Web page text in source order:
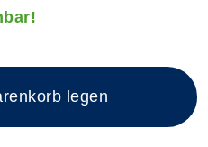
legen